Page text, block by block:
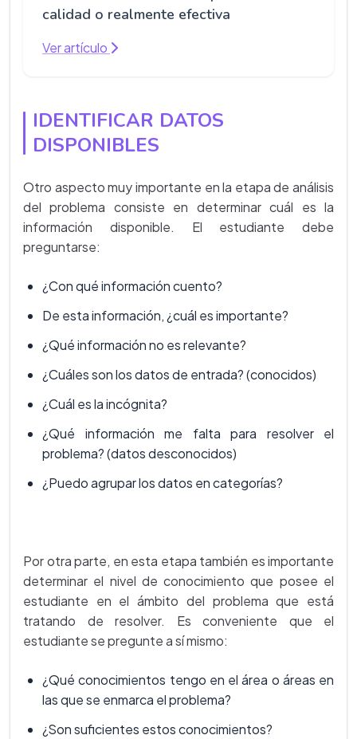
calidad o realmente efectiva
Ver artículo
IDENTIFICAR DATOS
DISPONIBLES
Otro aspecto muy importante en la etapa de análisis
del problema consiste en determinar cuál es la
información disponible. El estudiante debe
preguntarse:
¿Con qué información cuento?
De esta información, ¿cuál es importante?
¿Qué información no es relevante?
¿Cuáles son los datos de entrada? (conocidos)
¿Cuál es la incógnita?
¿Qué información me falta para resolver el
problema? (datos desconocidos)
¿Puedo agrupar los datos en categorías?
Por otra parte, en esta etapa también es importante
determinar el nivel de conocimiento que posee el
estudiante en el ámbito del problema que está
tratando de resolver. Es conveniente que el
estudiante se pregunte a sí mismo:
¿Qué conocimientos tengo en el área o áreas en
las que se enmarca el problema?
¿Son suficientes estos conocimientos?